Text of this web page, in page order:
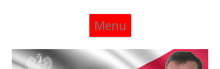
Menu
Skip